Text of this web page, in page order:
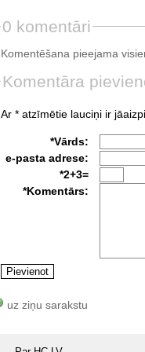
0 komentāri
Komentēšana pieejama
Komentāra
Ar * atzīmētie lauciņi ir
*Vārds:
e-pasta adrese:
*2+3=
*Komentārs:
uz ziņu sarakstu